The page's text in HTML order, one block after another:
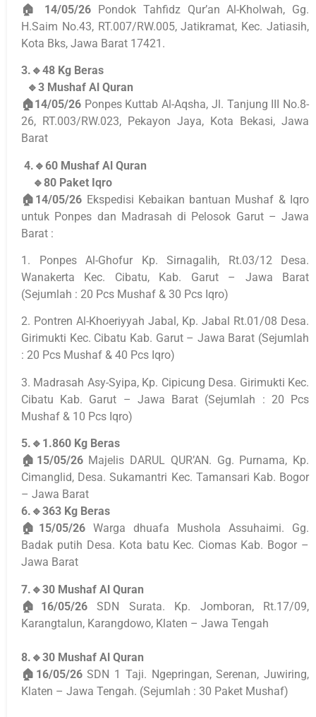
🏠 14/05/26 Pondok Tahfidz Qur’an Al-Kholwah, Gg.
H.Saim No.43, RT.007/RW.005, Jatikramat, Kec. Jatiasih,
Kota Bks, Jawa Barat 17421.
3.🔹48 Kg Beras
🔹3 Mushaf Al Quran
🏠14/05/26 Ponpes Kuttab Al-Aqsha, Jl. Tanjung III No.8-
26, RT.003/RW.023, Pekayon Jaya, Kota Bekasi, Jawa
Barat
4.🔹60 Mushaf Al Quran
🔹80 Paket Iqro
🏠14/05/26 Ekspedisi Kebaikan bantuan Mushaf & Iqro
untuk Ponpes dan Madrasah di Pelosok Garut – Jawa
Barat :
1. Ponpes Al-Ghofur Kp. Sirnagalih, Rt.03/12 Desa.
Wanakerta Kec. Cibatu, Kab. Garut – Jawa Barat
(Sejumlah : 20 Pcs Mushaf & 30 Pcs Iqro)
2. Pontren Al-Khoeriyyah Jabal, Kp. Jabal Rt.01/08 Desa.
Girimukti Kec. Cibatu Kab. Garut – Jawa Barat (Sejumlah
: 20 Pcs Mushaf & 40 Pcs Iqro)
3. Madrasah Asy-Syipa, Kp. Cipicung Desa. Girimukti Kec.
Cibatu Kab. Garut – Jawa Barat (Sejumlah : 20 Pcs
Mushaf & 10 Pcs Iqro)
5.🔹1.860 Kg Beras
🏠15/05/26 Majelis DARUL QUR’AN. Gg. Purnama, Kp.
Cimanglid, Desa. Sukamantri Kec. Tamansari Kab. Bogor
– Jawa Barat
6.🔹363 Kg Beras
🏠15/05/26 Warga dhuafa Mushola Assuhaimi. Gg.
Badak putih Desa. Kota batu Kec. Ciomas Kab. Bogor –
Jawa Barat
7.🔹30 Mushaf Al Quran
🏠16/05/26SDN Surata. Kp. Jomboran, Rt.17/09,
Karangtalun, Karangdowo, Klaten – Jawa Tengah
8.🔹30 Mushaf Al Quran
🏠16/05/26SDN 1 Taji. Ngepringan, Serenan, Juwiring,
Klaten – Jawa Tengah. (Sejumlah : 30 Paket Mushaf)